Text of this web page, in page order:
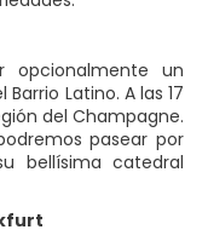
opcionalmente un
Latino. A las 17
del Champagne.
pasear por
bellísima catedral